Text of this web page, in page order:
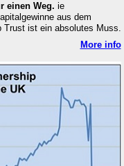
einen Weg. ie
aus dem
Trust ist ein absolutes Muss.
More info